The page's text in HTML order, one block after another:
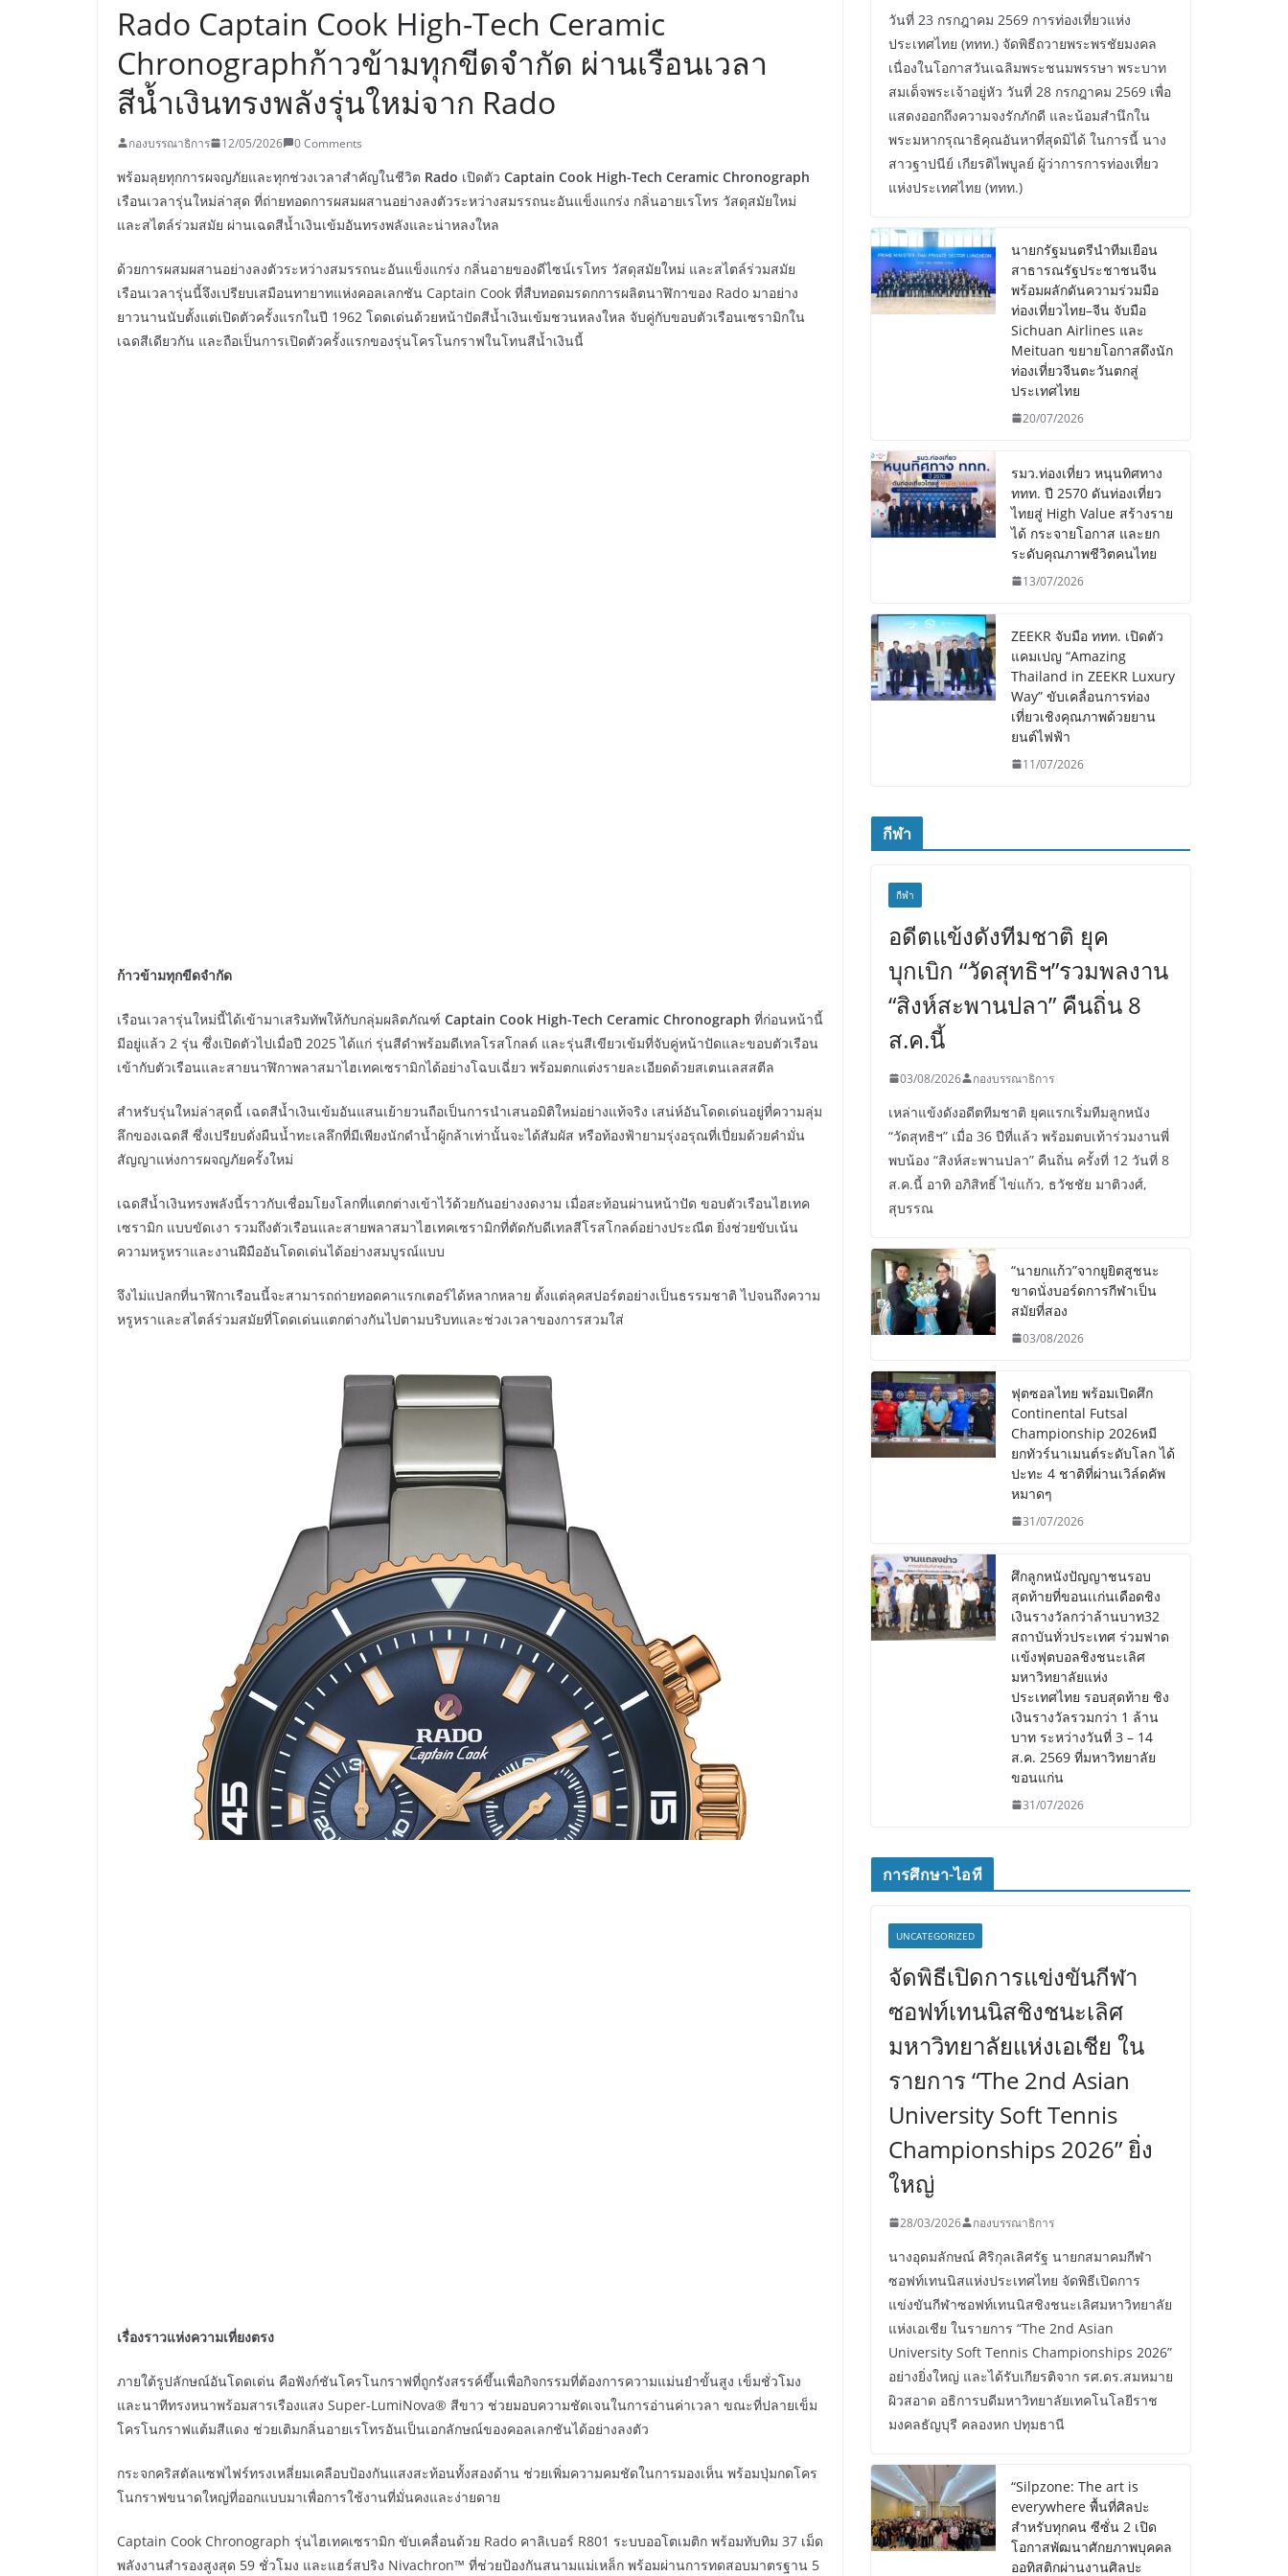
Rado Captain Cook High-Tech Ceramic
Chronographก้าวข้ามทุกขีดจำกัด ผ่านเรือนเวลา
สีน้ำเงินทรงพลังรุ่นใหม่จาก Rado
กองบรรณาธิการ 12/05/2026 0 Comments
พร้อมลุยทุกการผจญภัยและทุกช่วงเวลาสำคัญในชีวิต Rado เปิดตัว Captain Cook High-Tech Ceramic Chronograph
เรือนเวลารุ่นใหม่ล่าสุด ที่ถ่ายทอดการผสมผสานอย่างลงตัวระหว่างสมรรถนะอันแข็งแกร่ง กลิ่นอายเรโทร วัสดุสมัยใหม่
และสไตล์ร่วมสมัย ผ่านเฉดสีน้ำเงินเข้มอันทรงพลังและน่าหลงใหล
ด้วยการผสมผสานอย่างลงตัวระหว่างสมรรถนะอันแข็งแกร่ง กลิ่นอายของดีไซน์เรโทร วัสดุสมัยใหม่ และสไตล์ร่วมสมัย
เรือนเวลารุ่นนี้จึงเปรียบเสมือนทายาทแห่งคอลเลกชัน Captain Cook ที่สืบทอดมรดกการผลิตนาฬิกาของ Rado มาอย่าง
ยาวนานนับตั้งแต่เปิดตัวครั้งแรกในปี 1962 โดดเด่นด้วยหน้าปัดสีน้ำเงินเข้มชวนหลงใหล จับคู่กับขอบตัวเรือนเซรามิกใน
เฉดสีเดียวกัน และถือเป็นการเปิดตัวครั้งแรกของรุ่นโครโนกราฟในโทนสีน้ำเงินนี้
ก้าวข้ามทุกขีดจำกัด
เรือนเวลารุ่นใหม่นี้ได้เข้ามาเสริมทัพให้กับกลุ่มผลิตภัณฑ์ Captain Cook High-Tech Ceramic Chronograph ที่ก่อนหน้านี้
มีอยู่แล้ว 2 รุ่น ซึ่งเปิดตัวไปเมื่อปี 2025 ได้แก่ รุ่นสีดำพร้อมดีเทลโรสโกลด์ และรุ่นสีเขียวเข้มที่จับคู่หน้าปัดและขอบตัวเรือน
เข้ากับตัวเรือนและสายนาฬิกาพลาสมาไฮเทคเซรามิกได้อย่างโฉบเฉี่ยว พร้อมตกแต่งรายละเอียดด้วยสเตนเลสสตีล
สำหรับรุ่นใหม่ล่าสุดนี้ เฉดสีน้ำเงินเข้มอันแสนเย้ายวนถือเป็นการนำเสนอมิติใหม่อย่างแท้จริง เสน่ห์อันโดดเด่นอยู่ที่ความลุ่ม
ลึกของเฉดสี ซึ่งเปรียบดั่งผืนน้ำทะเลลึกที่มีเพียงนักดำน้ำผู้กล้าเท่านั้นจะได้สัมผัส หรือท้องฟ้ายามรุ่งอรุณที่เปี่ยมด้วยคำมั่น
สัญญาแห่งการผจญภัยครั้งใหม่
เฉดสีน้ำเงินทรงพลังนี้ราวกับเชื่อมโยงโลกที่แตกต่างเข้าไว้ด้วยกันอย่างงดงาม เมื่อสะท้อนผ่านหน้าปัด ขอบตัวเรือนไฮเทค
เซรามิก แบบขัดเงา รวมถึงตัวเรือนและสายพลาสมาไฮเทคเซรามิกที่ตัดกับดีเทลสีโรสโกลด์อย่างประณีต ยิ่งช่วยขับเน้น
ความหรูหราและงานฝีมืออันโดดเด่นได้อย่างสมบูรณ์แบบ
จึงไม่แปลกที่นาฬิกาเรือนนี้จะสามารถถ่ายทอดคาแรกเตอร์ได้หลากหลาย ตั้งแต่ลุคสปอร์ตอย่างเป็นธรรมชาติ ไปจนถึงความ
หรูหราและสไตล์ร่วมสมัยที่โดดเด่นแตกต่างกันไปตามบริบทและช่วงเวลาของการสวมใส่
เรื่องราวแห่งความเที่ยงตรง
ภายใต้รูปลักษณ์อันโดดเด่น คือฟังก์ชันโครโนกราฟที่ถูกรังสรรค์ขึ้นเพื่อกิจกรรมที่ต้องการความแม่นยำขั้นสูง เข็มชั่วโมง
และนาทีทรงหนาพร้อมสารเรืองแสง Super-LumiNova® สีขาว ช่วยมอบความชัดเจนในการอ่านค่าเวลา ขณะที่ปลายเข็ม
โครโนกราฟแต้มสีแดง ช่วยเติมกลิ่นอายเรโทรอันเป็นเอกลักษณ์ของคอลเลกชันได้อย่างลงตัว
กระจกคริสตัลแซฟไฟร์ทรงเหลี่ยมเคลือบป้องกันแสงสะท้อนทั้งสองด้าน ช่วยเพิ่มความคมชัดในการมองเห็น พร้อมปุ่มกดโคร
โนกราฟขนาดใหญ่ที่ออกแบบมาเพื่อการใช้งานที่มั่นคงและง่ายดาย
Captain Cook Chronograph รุ่นไฮเทคเซรามิก ขับเคลื่อนด้วย Rado คาลิเบอร์ R801 ระบบออโตเมติก พร้อมทับทิม 37 เม็ด
พลังงานสำรองสูงสุด 59 ชั่วโมง และแฮร์สปริง Nivachron™ ที่ช่วยป้องกันสนามแม่เหล็ก พร้อมผ่านการทดสอบมาตรฐาน 5
วันที่ 23 กรกฎาคม 2569 การท่องเที่ยวแห่ง
ประเทศไทย (ททท.) จัดพิธีถวายพระพรชัยมงคล
เนื่องในโอกาสวันเฉลิมพระชนมพรรษา พระบาท
สมเด็จพระเจ้าอยู่หัว วันที่ 28 กรกฎาคม 2569 เพื่อ
แสดงออกถึงความจงรักภักดี และน้อมสำนึกใน
พระมหากรุณาธิคุณอันหาที่สุดมิได้ ในการนี้ นาง
สาวฐาปนีย์ เกียรติไพบูลย์ ผู้ว่าการการท่องเที่ยว
แห่งประเทศไทย (ททท.)
นายกรัฐมนตรีนำทีมเยือน
สาธารณรัฐประชาชนจีน
พร้อมผลักดันความร่วมมือ
ท่องเที่ยวไทย–จีน จับมือ
Sichuan Airlines และ
Meituan ขยายโอกาสดึงนัก
ท่องเที่ยวจีนตะวันตกสู่
ประเทศไทย
20/07/2026
รมว.ท่องเที่ยว หนุนทิศทาง
ททท. ปี 2570 ดันท่องเที่ยว
ไทยสู่ High Value สร้างราย
ได้ กระจายโอกาส และยก
ระดับคุณภาพชีวิตคนไทย
13/07/2026
ZEEKR จับมือ ททท. เปิดตัว
แคมเปญ “Amazing
Thailand in ZEEKR Luxury
Way” ขับเคลื่อนการท่อง
เที่ยวเชิงคุณภาพด้วยยาน
ยนต์ไฟฟ้า
11/07/2026
กีฬา
กีฬา
อดีตแข้งดังทีมชาติ ยุค
บุกเบิก “วัดสุทธิฯ”รวมพลงาน
“สิงห์สะพานปลา” คืนถิ่น 8
ส.ค.นี้
03/08/2026 กองบรรณาธิการ
เหล่าแข้งดังอดีตทีมชาติ ยุคแรกเริ่มทีมลูกหนัง
“วัดสุทธิฯ” เมื่อ 36 ปีที่แล้ว พร้อมตบเท้าร่วมงานพี่
พบน้อง “สิงห์สะพานปลา” คืนถิ่น ครั้งที่ 12 วันที่ 8
ส.ค.นี้ อาทิ อภิสิทธิ์ ไข่แก้ว, ธวัชชัย มาติวงศ์,
สุบรรณ
“นายกแก้ว”จากยูยิตสูชนะ
ขาดนั่งบอร์ดการกีฬาเป็น
สมัยที่สอง
03/08/2026
ฟุตซอลไทย พร้อมเปิดศึก
Continental Futsal
Championship 2026หมี
ยกทัวร์นาเมนต์ระดับโลก ได้
ปะทะ 4 ชาติที่ผ่านเวิล์ดคัพ
หมาดๆ
31/07/2026
ศึกลูกหนังปัญญาชนรอบ
สุดท้ายที่ขอนเเก่นเดือดชิง
เงินรางวัลกว่าล้านบาท32
สถาบันทั่วประเทศ ร่วมฟาด
เเข้งฟุตบอลชิงชนะเลิศ
มหาวิทยาลัยแห่ง
ประเทศไทย รอบสุดท้าย ชิง
เงินรางวัลรวมกว่า 1 ล้าน
บาท ระหว่างวันที่ 3 – 14
ส.ค. 2569 ที่มหาวิทยาลัย
ขอนแก่น
31/07/2026
การศึกษา-ไอที
UNCATEGORIZED
จัดพิธีเปิดการแข่งขันกีฬา
ซอฟท์เทนนิสชิงชนะเลิศ
มหาวิทยาลัยแห่งเอเชีย ใน
รายการ “The 2nd Asian
University Soft Tennis
Championships 2026” ยิ่ง
ใหญ่
28/03/2026 กองบรรณาธิการ
นางอุดมลักษณ์ ศิริกุลเลิศรัฐ นายกสมาคมกีฬา
ซอฟท์เทนนิสแห่งประเทศไทย จัดพิธีเปิดการ
แข่งขันกีฬาซอฟท์เทนนิสชิงชนะเลิศมหาวิทยาลัย
แห่งเอเชีย ในรายการ “The 2nd Asian
University Soft Tennis Championships 2026”
อย่างยิ่งใหญ่ และได้รับเกียรติจาก รศ.ดร.สมหมาย
ผิวสอาด อธิการบดีมหาวิทยาลัยเทคโนโลยีราช
มงคลธัญบุรี คลองหก ปทุมธานี
“Silpzone: The art is
everywhere พื้นที่ศิลปะ
สำหรับทุกคน ซีซั่น 2 เปิด
โอกาสพัฒนาศักยภาพบุคคล
ออทิสติกผ่านงานศิลปะ